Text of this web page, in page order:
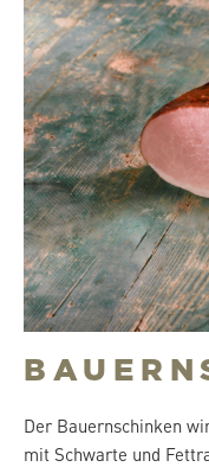
Der Bauernschinken
mit Schwarte und